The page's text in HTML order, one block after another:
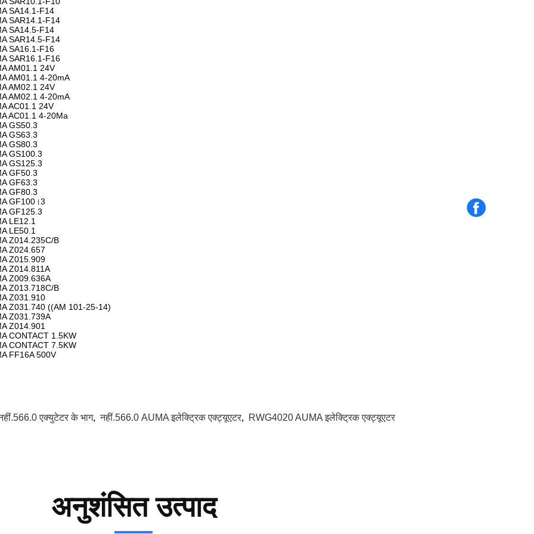
SA14.1-F14
SAR14.1-F14
SA14.5-F14
SAR14.5-F14
SA16.1-F16
SAR16.1-F16
AM01.1 24V
AM01.1 4-20mA
AM02.1 24V
AM02.1 4-20mA
AC01.1 24V
AC01.1 4-20Ma
GS50.3
GS63.3
GS80.3
GS100.3
GS125.3
GF50.3
GF63.3
GF80.3
GF100।3
GF125.3
LE12.1
LE50.1
Z014.235C/B
Z024.657
Z015.909
Z014.811A
Z009.636A
Z013.718C/B
Z031.910
Z031.740 ((AM 101-25-14)
Z031.739A
Z014.901
CONTACT 1.5KW
CONTACT 7.5KW
FF16A 500V
एक्युटेटर के भाग,नहीं.566.0 AUMA इलेक्ट्रिक एक्ट्यूएटर, RWG4020 AUMA इलेक्ट्रिक एक्ट्यूएटर
अनुशंसित उत्पाद